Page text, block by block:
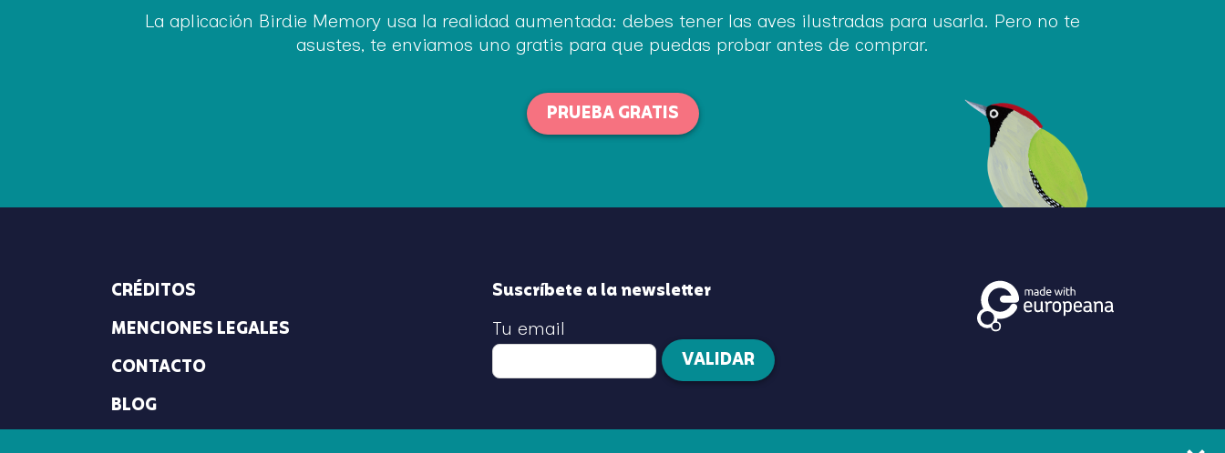
La aplicación Birdie Memory usa la realidad aumentada: debes tener las aves ilustradas para usarla. Pero no te
asustes, te enviamos uno gratis para que puedas probar antes de comprar.
PRUEBA GRATIS
CRÉDITOS
MENCIONES LEGALES
CONTACTO
BLOG
Suscríbete a la newsletter
Tu email
VALIDAR